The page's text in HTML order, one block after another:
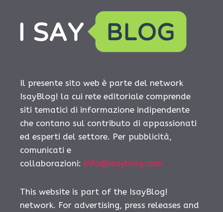
Il presente sito web è parte del network
IsayBlog! la cui rete editoriale comprende
siti tematici di informazione indipendente
che contano sul contributo di appassionati
ed esperti del settore. Per pubblicità,
comunicati e
collaborazioni: info@isayblog.com
This website is part of the IsayBlog!
network. For advertising, press releases and